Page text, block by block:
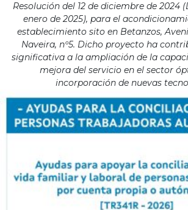
Resolución del 12 de diciembre de 2024
enero de 2025), para el
establecimiento sito en Betanzos,
Naveira, nº5. Dicho proyecto ha
significativa a la ampliación de la
mejora del servicio en el sector
incorporación de nuevas